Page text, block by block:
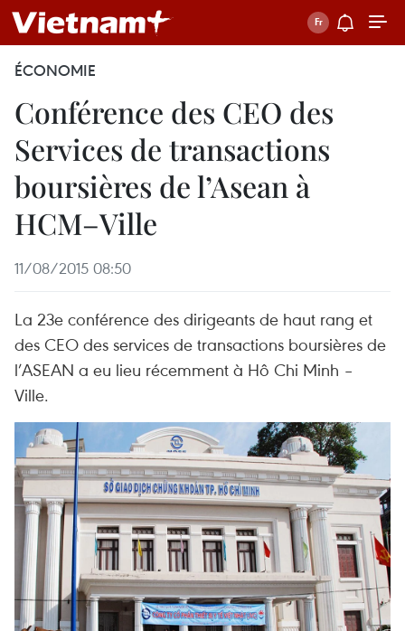
ÉCONOMIE
Conférence des CEO des
Services de transactions
boursières de l’Asean à
HCM–Ville
11/08/2015 08:50
La 23e conférence des dirigeants de haut rang et
des CEO des services de transactions boursières de
l’ASEAN a eu lieu récemment à Hô Chi Minh –
Ville.